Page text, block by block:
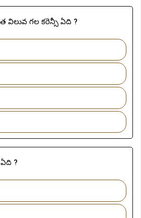
విలువ గల కరెన్సీ ఏది ?
?